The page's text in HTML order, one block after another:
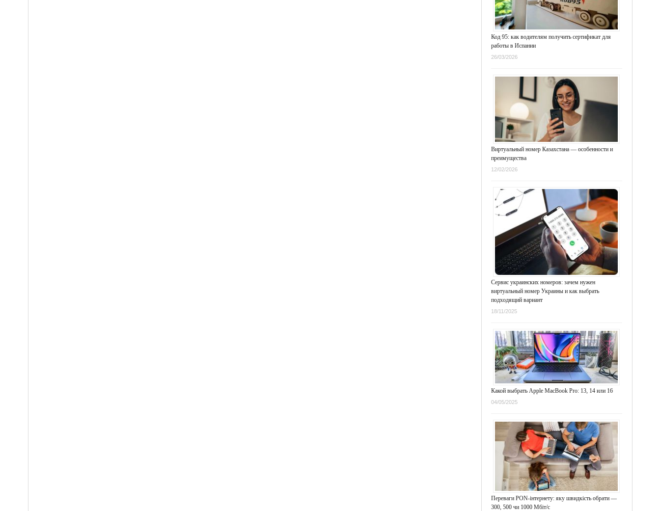
Код 95: как водителям получить сертификат для
работы в Испании
26/03/2026
Виртуальный номер Казахстана — особенности и
преимущества
12/02/2026
Сервис украинских номеров: зачем нужен
виртуальный номер Украины и как выбрать
подходящий вариант
18/11/2025
Какой выбрать Apple MacBook Pro: 13, 14 или 16
04/05/2025
Переваги PON-інтернету: яку швидкість обрати —
300, 500 чи 1000 Мбіт/с